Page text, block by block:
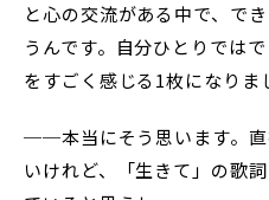
と心の交流がある中で、で
うんです。自分ひとりでは
をすごく感じる1枚になりま
──本当にそう思います。
いけれど、「生きて」の歌